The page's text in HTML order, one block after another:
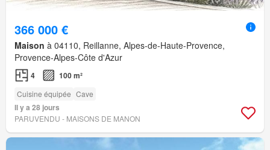
366 000 €
Maison à 04110, Reillanne, Alpes-de-Haute-Provence,
Provence-Alpes-Côte d'Azur
4 100 m²
Cuisine équipée Cave
Il y a 28 jours
PARUVENDU - MAISONS DE MANON